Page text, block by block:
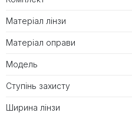
Матеріал лінзи
Матеріал оправи
Модель
Ступінь захисту
Ширина лінзи